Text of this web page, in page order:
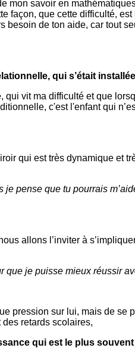
mon savoir en
façon, que cette difficulté,
besoin de ton aide, car tout
qui s’était
qui vit ma difficulté et que
c'est l'enfant qui
qui est très dynamique et
je pense que tu pourrais
allons l’inviter à
que je puisse mieux réussir
pression sur lui, mais de se
des retards scolaires,
qui est le plus